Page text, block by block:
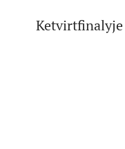
Ketvirtfinalyje